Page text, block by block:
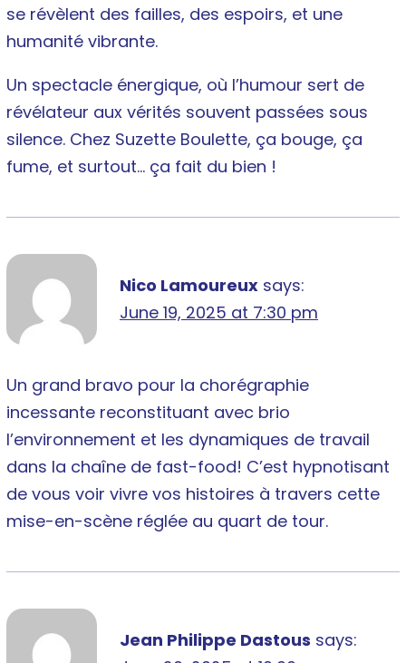
se révèlent des failles, des espoirs, et une
humanité vibrante.
Un spectacle énergique, où l’humour sert de
révélateur aux vérités souvent passées sous
silence. Chez Suzette Boulette, ça bouge, ça
fume, et surtout… ça fait du bien !
Nico Lamoureux says:
June 19, 2025 at 7:30 pm
Un grand bravo pour la chorégraphie
incessante reconstituant avec brio
l’environnement et les dynamiques de travail
dans la chaîne de fast-food! C’est hypnotisant
de vous voir vivre vos histoires à travers cette
mise-en-scène réglée au quart de tour.
Jean Philippe Dastous says: